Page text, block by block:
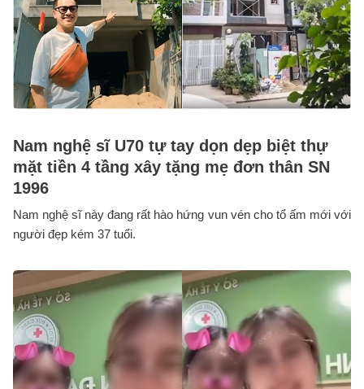
Nam nghệ sĩ U70 tự tay dọn dẹp biệt thự
mặt tiền 4 tầng xây tặng mẹ đơn thân SN
1996
Nam nghệ sĩ này đang rất hào hứng vun vén cho tổ ấm mới với
người đẹp kém 37 tuổi.